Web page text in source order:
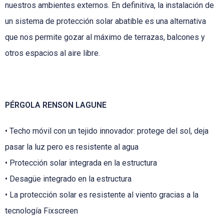
nuestros ambientes externos. En definitiva, la instalación de
un sistema de protección solar abatible es una alternativa
que nos permite gozar al máximo de terrazas, balcones y
otros espacios al aire libre.
PÉRGOLA RENSON LAGUNE
• Techo móvil con un tejido innovador: protege del sol, deja
pasar la luz pero es resistente al agua
• Protección solar integrada en la estructura
• Desagüe integrado en la estructura
• La protección solar es resistente al viento gracias a la
tecnología Fixscreen